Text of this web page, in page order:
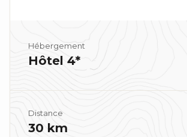
Hébergement
Hôtel 4*
Distance
30 km